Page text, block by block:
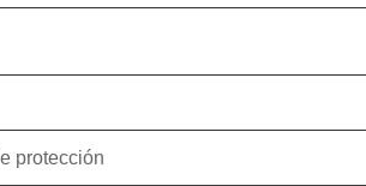
protección